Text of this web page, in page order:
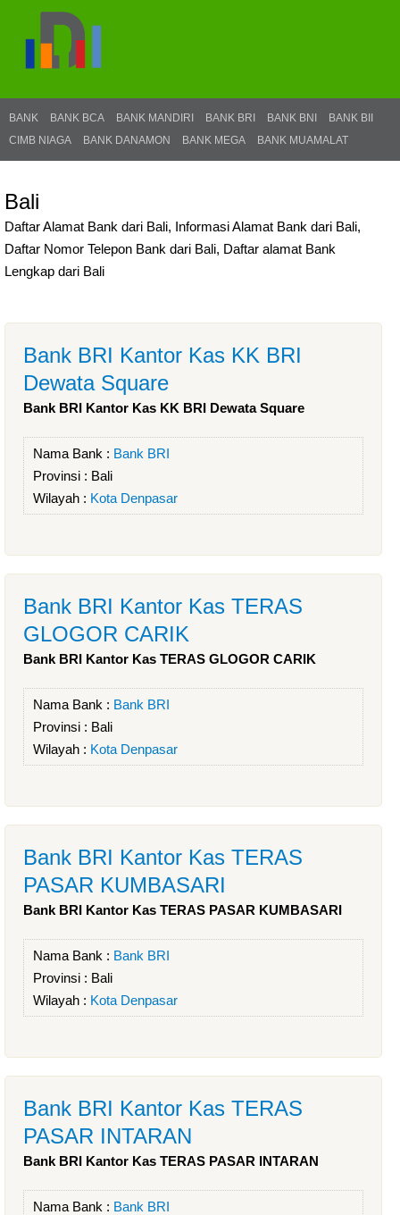
BANK BANK BCA BANK MANDIRI BANK BRI BANK BNI
BANK BII
CIMB NIAGA
BANK DANAMON BANK MEGA BANK MUAMALAT
Bali
Daftar Alamat Bank dari Bali, Informasi Alamat Bank dari Bali,
Daftar Nomor Telepon Bank dari Bali, Daftar alamat Bank
Lengkap dari Bali
Bank BRI Kantor Kas KK BRI
Dewata Square
Bank BRI Kantor Kas KK BRI Dewata Square
Nama Bank : Bank BRI
Provinsi : Bali
Wilayah : Kota Denpasar
Bank BRI Kantor Kas TERAS
GLOGOR CARIK
Bank BRI Kantor Kas TERAS GLOGOR CARIK
Nama Bank : Bank BRI
Provinsi : Bali
Wilayah : Kota Denpasar
Bank BRI Kantor Kas TERAS
PASAR KUMBASARI
Bank BRI Kantor Kas TERAS PASAR KUMBASARI
Nama Bank : Bank BRI
Provinsi : Bali
Wilayah : Kota Denpasar
Bank BRI Kantor Kas TERAS
PASAR INTARAN
Bank BRI Kantor Kas TERAS PASAR INTARAN
Nama Bank : Bank BRI